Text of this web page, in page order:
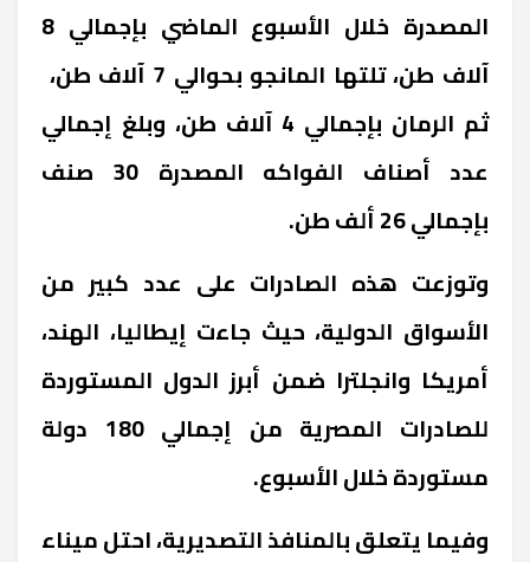
المصدرة خلال الأسبوع الماضي بإجمالي 8
آلاف طن، تلتها المانجو بحوالي 7 آلاف طن،
ثم الرمان بإجمالي 4 آلاف طن، وبلغ إجمالي
عدد أصناف الفواكه المصدرة 30 صنف
بإجمالي 26 ألف طن.
وتوزعت هذه الصادرات على عدد كبير من
الأسواق الدولية، حيث جاءت إيطاليا، الهند،
أمريكا وانجلترا ضمن أبرز الدول المستوردة
للصادرات المصرية من إجمالي 180 دولة
مستوردة خلال الأسبوع.
وفيما يتعلق بالمنافذ التصديرية، احتل ميناء